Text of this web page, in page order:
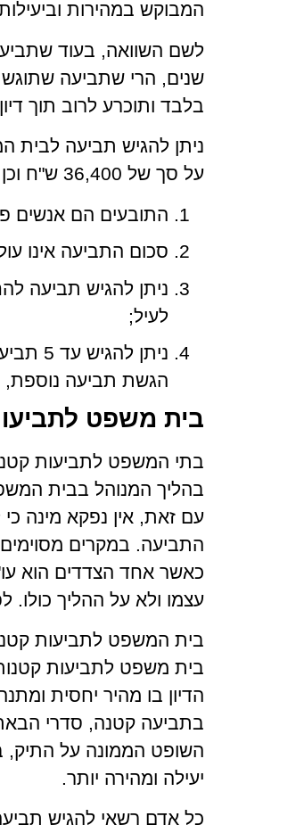
המבוקש במהירות
לשם השוואה, בעוד
שנים, הרי שתביעה
בלבד ותוכרע לרוב תוך
ניתן להגיש תביעה לבית
על סך של 36,400 ש"ח וכן מקום שבו מתקיימים התנאים כדלהלן:
התובעים הם אנשים
סכום התביעה אינו עולה
ניתן להגיש תביעה
לעיל;
ניתן
הגשת תביעה נוספת,
בית משפט
בתי המשפט לתביעות
בהליך המנוהל בבית
עם זאת, אין נפקא מינה כי
התביעה. במקרים מסוימים
כאשר אחד הצדדים הוא
עצמו ולא על ההליך כולו.
בית המשפט לתביעות
בית משפט לתביעות
הדיון בו מהיר יחסית
בתביעה קטנה, סדרי הבאת
השופט הממונה על התיק,
יעילה ומהירה יותר.